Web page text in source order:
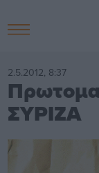
2.5.2012, 8:37
ΣΥΡΙΖΑ